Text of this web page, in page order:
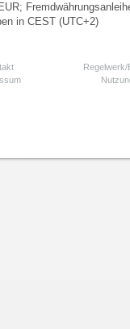
in CEST (UTC+2)